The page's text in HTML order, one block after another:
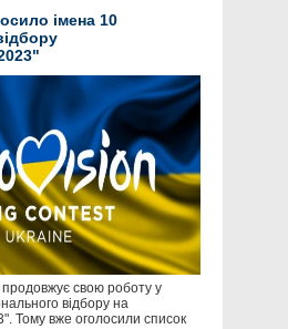
імена 10
свою роботу у
відбору на
Тому вже оголосили список